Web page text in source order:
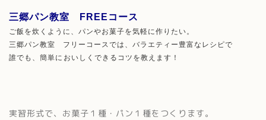
三郷パン教室 FREEコース
ご飯を炊くように、パンやお菓子を気軽に作りたい。
三郷パン教室 フリーコースでは、バラエティー豊富なレシピで
誰でも、簡単においしくできるコツを教えます！
実習形式で、お菓子１種・パン１種をつくります。